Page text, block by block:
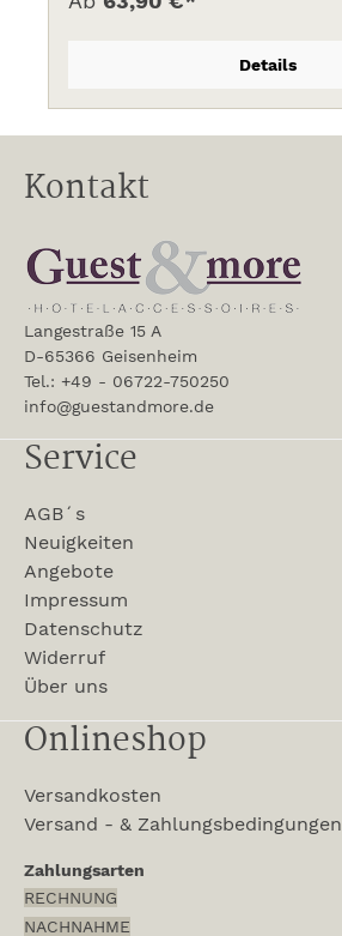
Details
Kontakt
Langestraße 15 A
D-65366 Geisenheim
Tel.: +49 - 06722-750250
info@guestandmore.de
Service
AGB´s
Neuigkeiten
Angebote
Impressum
Datenschutz
Widerruf
Über uns
Onlineshop
Versandkosten
Versand - & Zahlungsbedingungen
Zahlungsarten
RECHNUNG
NACHNAHME